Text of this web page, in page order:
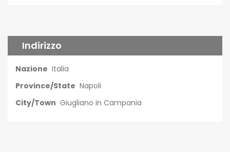
Indirizzo
Nazione Italia
Province/State Napoli
City/Town Giugliano in Campania